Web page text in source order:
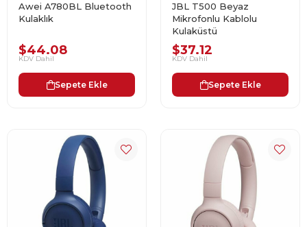
Awei A780BL Bluetooth
Kulaklık
$44.08
KDV Dahil
Sepete Ekle
JBL T500 Beyaz
Mikrofonlu Kablolu
Kulaküstü
$37.12
KDV Dahil
Sepete Ekle